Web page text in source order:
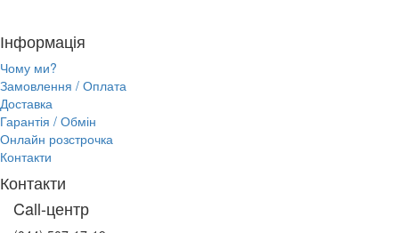
Інформація
Чому ми?
Замовлення / Оплата
Доставка
Гарантія / Обмін
Онлайн розстрочка
Контакти
Контакти
Call-центр